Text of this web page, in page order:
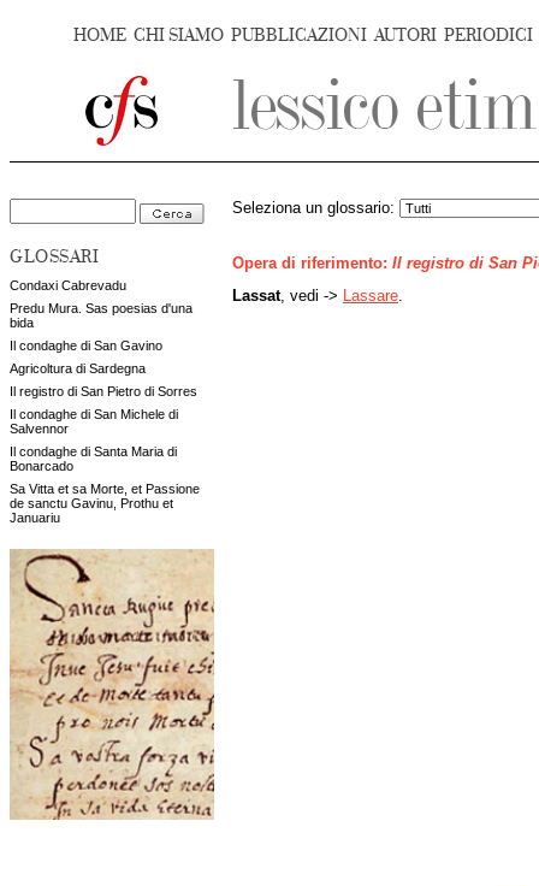
HOME CHI SIAMO PUBBLICAZIONI AUTORI PERIODICI
GLOSSARI
Condaxi Cabrevadu
Predu Mura. Sas poesias d'una
bida
Il condaghe di San Gavino
Agricoltura di Sardegna
Il registro di San Pietro di Sorres
Il condaghe di San Michele di
Salvennor
Il condaghe di Santa Maria di
Bonarcado
Sa Vitta et sa Morte, et Passione
de sanctu Gavinu, Prothu et
Januariu
Seleziona un glossario:
Opera di riferimento: Il registro di San
Lassat, vedi -> Lassare